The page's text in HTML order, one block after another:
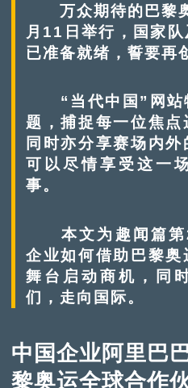
万众期待的巴黎
月11日举行，国家
已准备就绪，誓要再
“当代中国”网站
题，捕捉每一位焦点
同时亦分享赛场内
可以尽情享受这一
事。
本文为趣闻篇第2
企业如何借助巴黎
舞台启动商机，同
们，走向国际。
中国企业阿里巴
黎奥运全球合作